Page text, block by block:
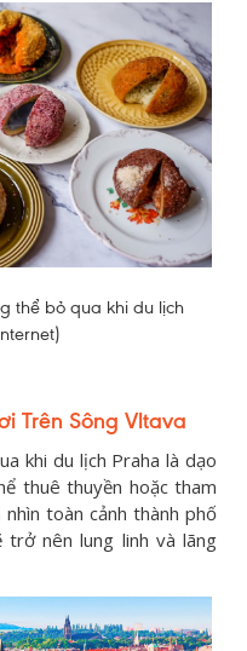
thể bỏ qua khi du lịch
Trên Sông Vltava
khi du lịch Praha là dạo
thuê thuyền hoặc tham
toàn cảnh thành phố
trở nên lung linh và lãng